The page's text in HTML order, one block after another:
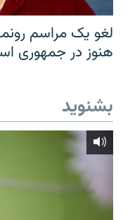
لغو یک مراسم
هنوز در جمهوری
بشنوید